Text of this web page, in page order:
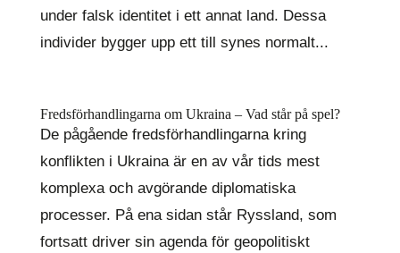
under falsk identitet i ett annat land. Dessa
individer bygger upp ett till synes normalt...
Fredsförhandlingarna om Ukraina – Vad står på spel?
De pågående fredsförhandlingarna kring
konflikten i Ukraina är en av vår tids mest
komplexa och avgörande diplomatiska
processer. På ena sidan står Ryssland, som
fortsatt driver sin agenda för geopolitiskt